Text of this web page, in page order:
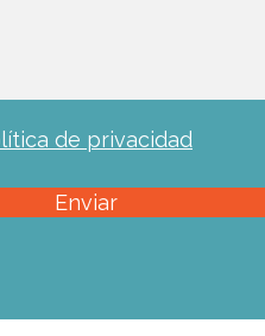
de privacidad
Enviar